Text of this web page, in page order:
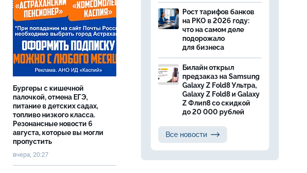
Бургеры с кишечной
палочкой, отмена ЕГЭ,
питание в детских садах,
топливо низкого класса.
Резонансные новости 6
августа, которые вы могли
пропустить
вчера, 20:27
Рост тарифов банков
на РКО в 2026 году:
что на самом деле
подорожало
для бизнеса
Билайн открыл
предзаказ на Samsung
Galaxy Z Fold8 Ультра,
Galaxy Z Fold8 и Galaxy
Z Флип8 со скидкой
до 20 000 рублей
Все новости